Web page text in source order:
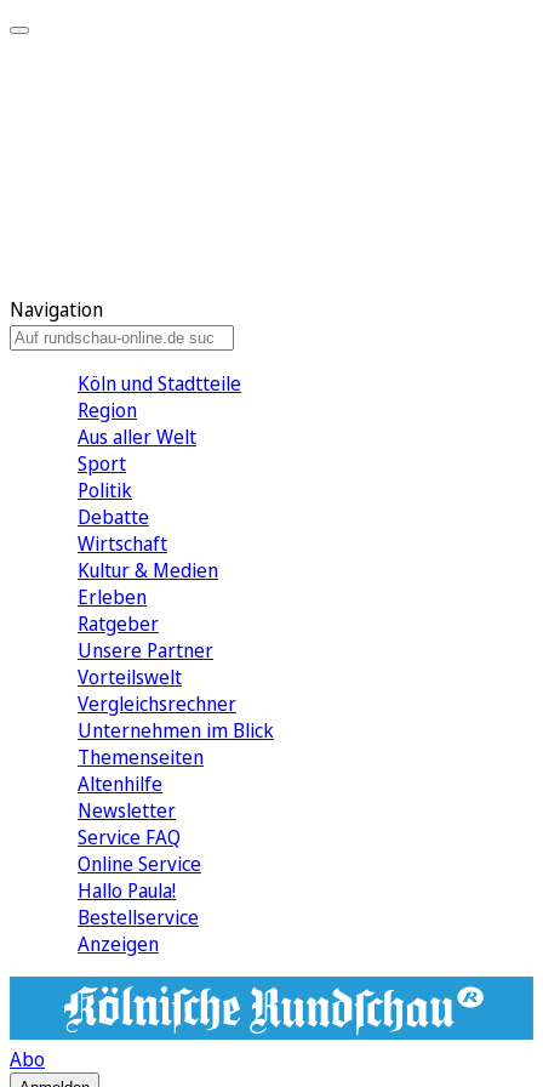
Navigation
Köln und Stadtteile
Region
Aus aller Welt
Sport
Politik
Debatte
Wirtschaft
Kultur & Medien
Erleben
Ratgeber
Unsere Partner
Vorteilswelt
Vergleichsrechner
Unternehmen im Blick
Themenseiten
Altenhilfe
Newsletter
Service FAQ
Online Service
Hallo Paula!
Bestellservice
Anzeigen
Abo